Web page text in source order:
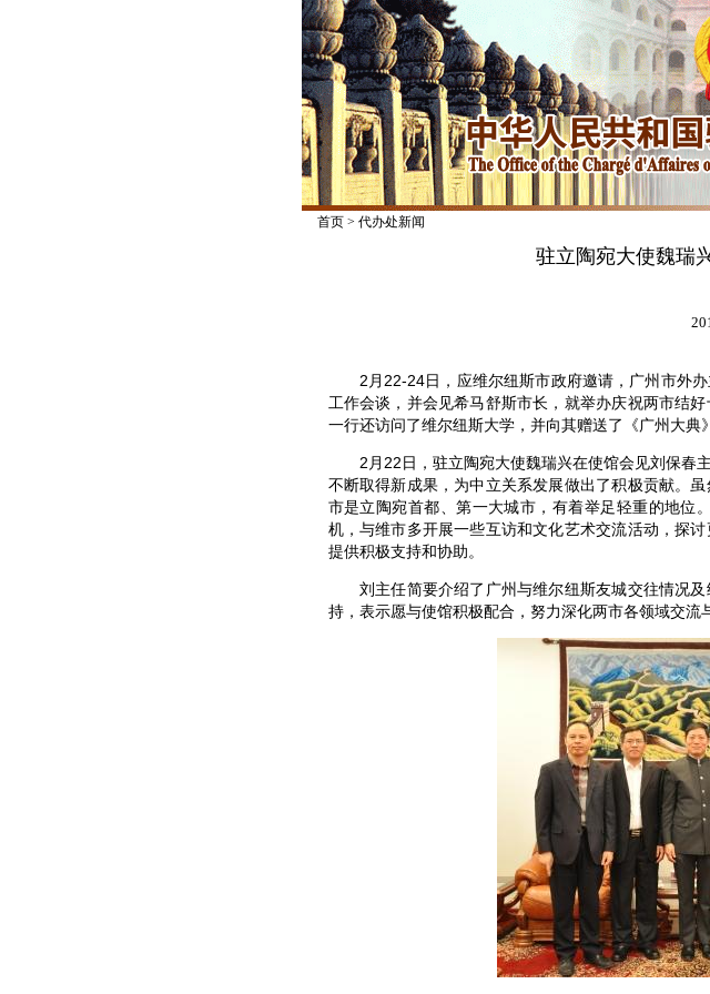
首页> 代办处新闻
驻立陶宛大使魏瑞
2月22-24日，应维尔纽斯市政府邀请，广州市外办
工作会谈，并会见希马舒斯市长，就举办庆祝两市结
一行还访问了维尔纽斯大学，并向其赠送了《广州大典
2月22日，驻立陶宛大使魏瑞兴在使馆会见刘保春
不断取得新成果，为中立关系发展做出了积极贡献。
市是立陶宛首都、第一大城市，有着举足轻重的地位
机，与维市多开展一些互访和文化艺术交流活动，探
提供积极支持和协助。
刘主任简要介绍了广州与维尔纽斯友城交往情况及
持，表示愿与使馆积极配合，努力深化两市各领域交流